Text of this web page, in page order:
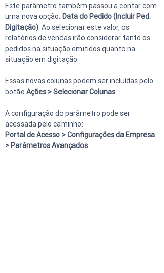
Este parâmetro também passou a contar com
uma nova opção: Data do Pedido (Incluir Ped.
Digitação). Ao selecionar este valor, os
relatórios de vendas irão considerar tanto os
pedidos na situação emitidos quanto na
situação em digitação.
Essas novas colunas podem ser incluídas pelo
botão Ações > Selecionar Colunas
A configuração do parâmetro pode ser
acessada pelo caminho:
Portal de Acesso > Configurações da Empresa
> Parâmetros Avançados